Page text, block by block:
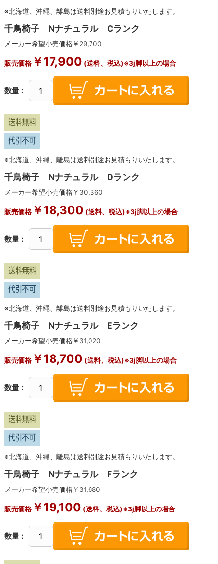
※北海道、沖縄、離島は送料別途お見積もりいたします。
千鳥椅子 Nナチュラル Cランク
メーカー希望小売価格￥ 29,700
販売価格￥17,900 (送料、税込)※3j脚以上の場合
数量：
※北海道、沖縄、離島は送料別途お見積もりいたします。
千鳥椅子 Nナチュラル Dランク
メーカー希望小売価格￥ 30,360
販売価格￥18,300 (送料、税込)※3j脚以上の場合
数量：
※北海道、沖縄、離島は送料別途お見積もりいたします。
千鳥椅子 Nナチュラル Eランク
メーカー希望小売価格￥ 31,020
販売価格￥18,700 (送料、税込)※3j脚以上の場合
数量：
※北海道、沖縄、離島は送料別途お見積もりいたします。
千鳥椅子 Nナチュラル Fランク
メーカー希望小売価格￥ 31,680
販売価格￥19,100 (送料、税込)※3j脚以上の場合
数量：